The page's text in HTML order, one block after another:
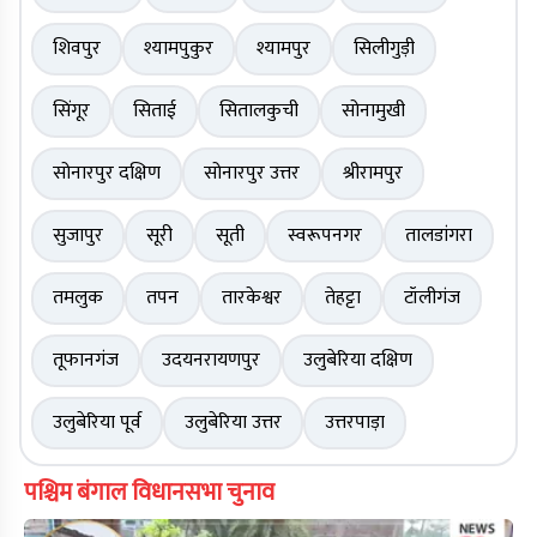
शिवपुर
श्यामपुकुर श्यामपुर
सिलीगुड़ी
सिंगूर
सिताई सितालकुची
सोनामुखी
सोनारपुर दक्षिण
सोनारपुर उत्तर
श्रीरामपुर
सुजापुर
सूरी सूती स्वरूपनगर
तालडांगरा
तमलुक
तपन तारकेश्वर तेहट्टा
टॉलीगंज
तूफानगंज
उदयनरायणपुर
उलुबेरिया दक्षिण
उलुबेरिया पूर्व
उलुबेरिया उत्तर उत्तरपाड़ा
पश्चिम बंगाल विधानसभा चुनाव